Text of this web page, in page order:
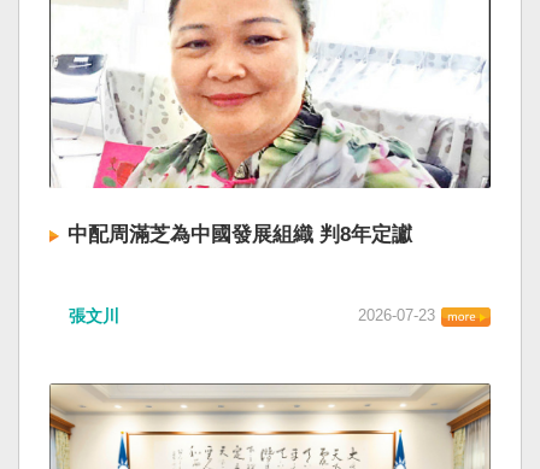
中配周滿芝為中國發展組織 判8年定讞
張文川 2026-07-23